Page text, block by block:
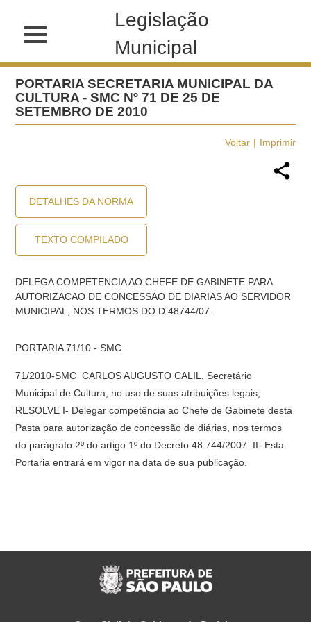
Legislação
Municipal
PORTARIA SECRETARIA MUNICIPAL DA
CULTURA - SMC Nº 71 DE 25 DE
SETEMBRO DE 2010
Voltar Imprimir
DETALHES DA NORMA
TEXTO COMPILADO
DELEGA COMPETENCIA AO CHEFE DE GABINETE PARA
AUTORIZACAO DE CONCESSAO DE DIARIAS AO SERVIDOR
MUNICIPAL, NOS TERMOS DO D 48744/07.
PORTARIA 71/10 - SMC
71/2010-SMC  CARLOS AUGUSTO CALIL, Secretário
Municipal de Cultura, no uso de suas atribuições legais,
RESOLVE I- Delegar competência ao Chefe de Gabinete desta
Pasta para autorização de concessão de diárias, nos termos
do parágrafo 2º do artigo 1º do Decreto 48.744/2007. II- Esta
Portaria entrará em vigor na data de sua publicação.